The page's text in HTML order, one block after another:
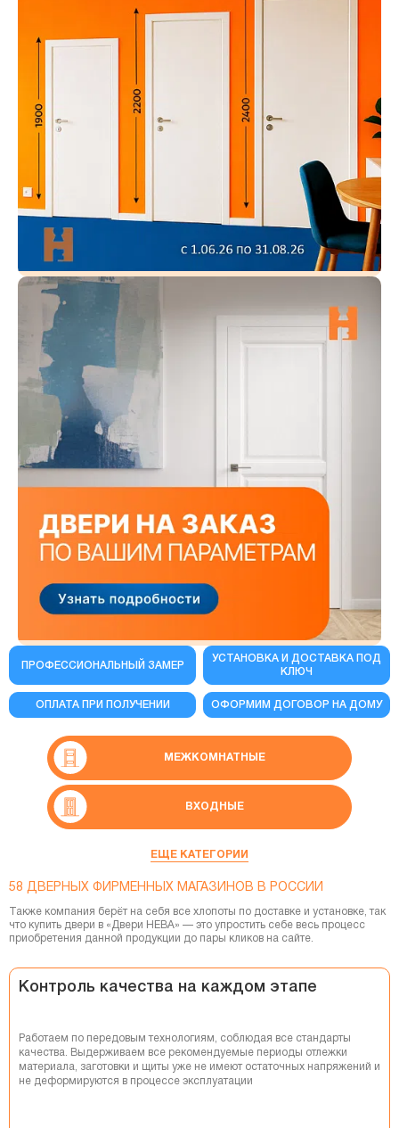
ПРОФЕССИОНАЛЬНЫЙ ЗАМЕР
УСТАНОВКА И ДОСТАВКА ПОД
КЛЮЧ
ОПЛАТА ПРИ ПОЛУЧЕНИИ ОФОРМИМ ДОГОВОР НА ДОМУ
МЕЖКОМНАТНЫЕ
ВХОДНЫЕ
СКРЫТЫЕ ДВЕРИ
СМАРТ-СИСТЕМЫ
ФУРНИТУРА
ПЕРЕГОРОДКИ
ПЛИНТУСЫ
ЕЩЕ КАТЕГОРИИ
58 ДВЕРНЫХ ФИРМЕННЫХ МАГАЗИНОВ В РОССИИ
Также компания берёт на себя все хлопоты по доставке и установке, так
что купить двери в «Двери НЕВА» — это упростить себе весь процесс
приобретения данной продукции до пары кликов на сайте.
Контроль качества на каждом этапе
Работаем по передовым технологиям, соблюдая все стандарты
качества. Выдерживаем все рекомендуемые периоды отлежки
материала, заготовки и щиты уже не имеют остаточных напряжений и
не деформируются в процессе эксплуатации